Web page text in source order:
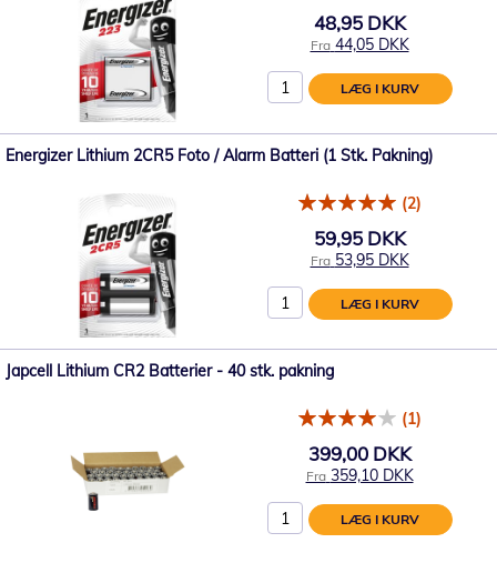
48,95 DKK
Fra 44,05 DKK
LÆG I KURV
Energizer Lithium 2CR5 Foto / Alarm Batteri (1 Stk. Pakning)
(2)
59,95 DKK
Fra 53,95 DKK
LÆG I KURV
Japcell Lithium CR2 Batterier - 40 stk. pakning
(1)
399,00 DKK
Fra 359,10 DKK
LÆG I KURV